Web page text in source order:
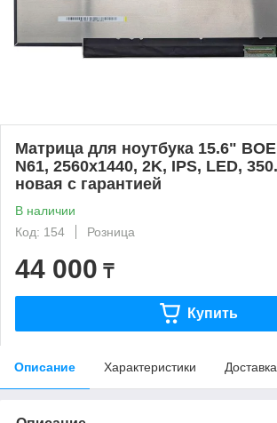
Матрица для ноутбука 15.6"
N61, 2560x1440, 2K, IPS, LED,
новая с гарантией
В наличии
Код: 154
Розница
44 000 ₸
Купить
Описание Характеристики Доставка